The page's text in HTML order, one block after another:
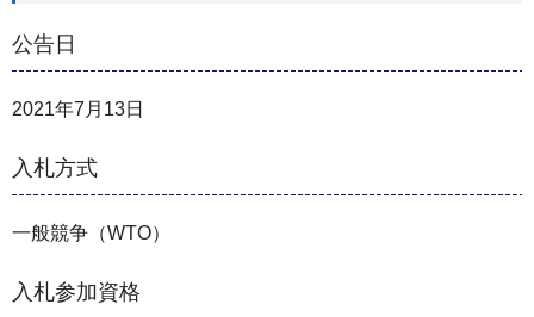
公告日
2021年7月13日
入札方式
一般競争（WTO）
入札参加資格